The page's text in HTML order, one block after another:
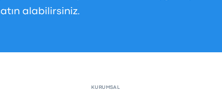
alabilirsiniz.
KURUMSAL